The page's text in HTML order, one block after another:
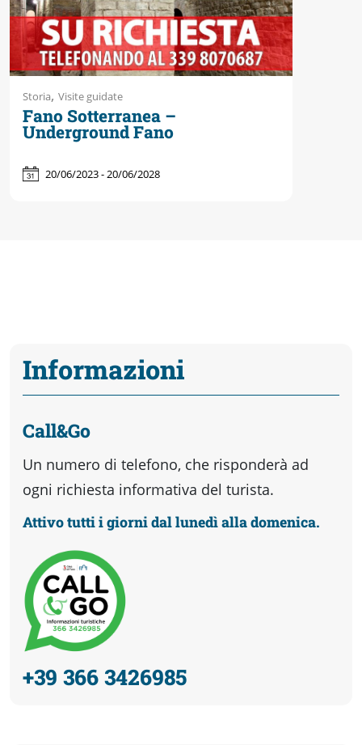
Storia, Visite guidate
Fano Sotterranea –
Underground Fano
20/06/2023 - 20/06/2028
Informazioni
Call&Go
Un numero di telefono, che risponderà ad
ogni richiesta informativa del turista.
Attivo tutti i giorni dal lunedì alla domenica.
+39 366 3426985